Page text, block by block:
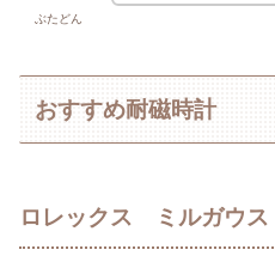
ぶたどん
おすすめ耐磁時計
ロレックス ミルガウス